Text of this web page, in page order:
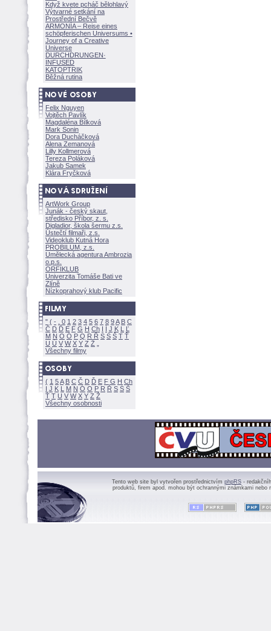
Když kvete pcháč bělohlavý
Výtvarné setkání na
Prostřední Bečvě
ARMONÍA – Reise eines
schöpferischen Universums •
Journey of a Creative
Universe
DURCHDRUNGEN·
INFUSED
KATOPTRIK
Běžná rutina
Felix Nguyen
Vojtěch Pavlík
Magdaléna Bílkov
Mark Sonin
Dora Ducháčkov
Alena Zemanov
Lilly Kollmerov
Tereza Polákov
Jakub Samek
Klára Fryčkov
ArtWork Group
Junák - český skaut,
středisko Příbor, z. s.
Digladior, škola šermu z.s.
Ústečtí filmaři, z.s.
Videoklub Kutná Hora
PROBILUM, z.s.
Umělecká agentura Ambrozia
o.p.s.
ORFIKLUB
Univerzita Tomáše Bati ve
Zlíně
Nízkoprahový klub Pacific
" ( - 0 1 2 3 4 5 6 7 8 9A B C
Č D Ď E F G H Ch I Í J K L
Ľ
M N O Ó P Q R Ř S Ś T Ť
U Ú V W X Y Z
Všechny filmy
( 1 5A B C Č D Ď E F G H Ch
I J K L M N Ó O P R Ř S Ś
Ť T U V W X Y Z
Všechny osobnosti
Tento web site byl vytvořen prostřednictvím phpRS -
produktů, firem apod. mohou být ochrannými známkami